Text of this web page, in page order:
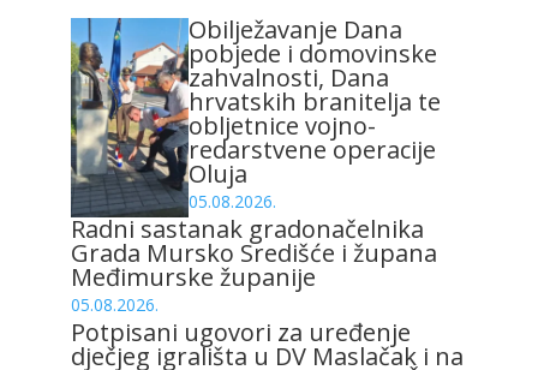
Obilježavanje Dana
pobjede i domovinske
zahvalnosti, Dana
hrvatskih branitelja te
obljetnice vojno-
redarstvene operacije
Oluja
05.08.2026.
Radni sastanak gradonačelnika
Grada Mursko Središće i župana
Međimurske županije
05.08.2026.
Potpisani ugovori za uređenje
dječjeg igrališta u DV Maslačak i na